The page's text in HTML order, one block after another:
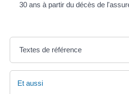
30 ans à partir du décès de
Textes de référence
Et aussi